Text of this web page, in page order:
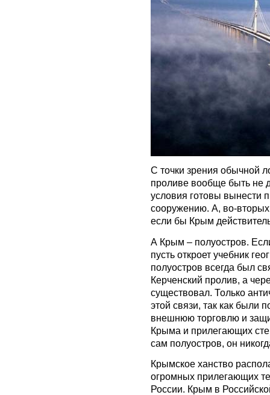
С точки зрения обычной
проливе вообще быть не
условия готовы вынести
сооружению. А, во-
если бы Крым
А Крым – полуостров.
пусть откроет учебник
полуостров всегда был
Керченский пролив, а
существовал. Только
этой связи, так как были
внешнюю торговлю и
Крыма и прилегающих
сам полуостров, он
Крымское ханство
огромных прилегающих
России. Крым в